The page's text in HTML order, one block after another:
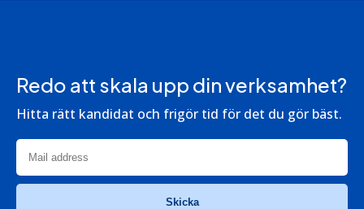
Redo att skala upp din verksamhet?
Hitta rätt kandidat och frigör tid för det du gör bäst.
Skicka